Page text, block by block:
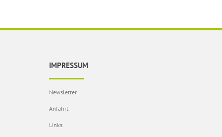
IMPRESSUM
Newsletter
Anfahrt
Links